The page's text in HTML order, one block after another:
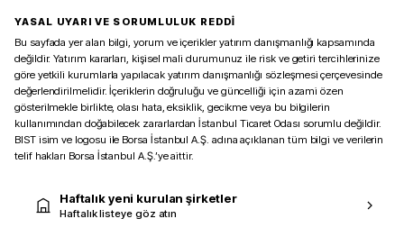
YASAL UYARI VE SORUMLULUK REDDİ
Bu sayfada yer alan bilgi, yorum ve içerikler yatırım danışmanlığı kapsamında
değildir. Yatırım kararları, kişisel mali durumunuz ile risk ve getiri tercihlerinize
göre yetkili kurumlarla yapılacak yatırım danışmanlığı sözleşmesi çerçevesinde
değerlendirilmelidir. İçeriklerin doğruluğu ve güncelliği için azami özen
gösterilmekle birlikte, olası hata, eksiklik, gecikme veya bu bilgilerin
kullanımından doğabilecek zararlardan İstanbul Ticaret Odası sorumlu değildir.
BIST isim ve logosu ile Borsa İstanbul A.Ş. adına açıklanan tüm bilgi ve verilerin
telif hakları Borsa İstanbul A.Ş.’ye aittir.
Haftalık yeni kurulan şirketler
Haftalık listeye göz atın